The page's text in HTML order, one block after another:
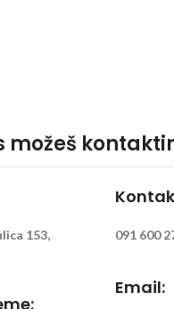
možeš
153,
091 600
Email: